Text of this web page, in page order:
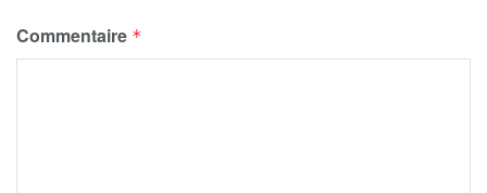
Commentaire *